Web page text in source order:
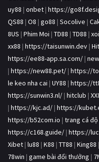
uy88 | onbet | https://
QS88 | O8 | go88 | Socolive |
8US | Phim Moi | TD88 | TD88 |
xx88 | https://taisunwin.dev |
https://ee88-app.sa.com/ |
| https://new88.pet/ | https://
le keo nha cai | UY88 | https://
https://sunwin3.nl/ | hitclub |
| https://kjc.ad/ | https://
https://b52com.io | trang cá
https://c168.guide/ | https://
Xibet | lu88 | K88 | TT88 | King88 |
78win | game bài đổi thưởng |